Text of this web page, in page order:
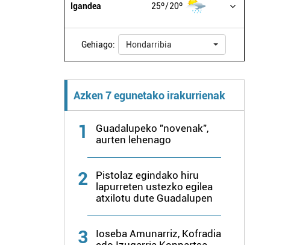
Igandea 25º 20º
Gehiago: Hondarribia
Azken 7 egunetako irakurrienak
1
Guadalupeko "novenak",
aurten lehenago
2
Pistolaz egindako hiru
lapurreten ustezko egilea
atxilotu dute Guadalupen
3
Ioseba Amunarriz, Kofradia